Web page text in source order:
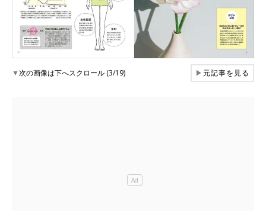
▼次の画像は下へスクロール (3/19) ▶元記事を見る